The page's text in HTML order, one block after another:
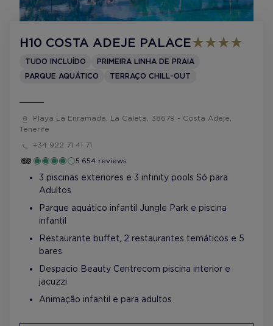
H10 COSTA ADEJE PALACE
TUDO INCLUÍDO
PRIMEIRA LINHA DE PRAIA
PARQUE AQUÁTICO
TERRAÇO CHILL-OUT
Playa La Enramada, La Caleta, 38679 - Costa Adeje,
Tenerife
+34 922 71 41 71
5.654 reviews
3 piscinas exteriores e 3 infinity pools Só para
Adultos
Parque aquático infantil Jungle Park e piscina
infantil
Restaurante buffet, 2 restaurantes temáticos e 5
bares
Despacio Beauty Centre com piscina interior e
jacuzzi
Animação infantil e para adultos